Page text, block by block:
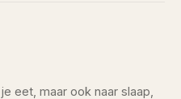
eet, maar ook naar slaap,